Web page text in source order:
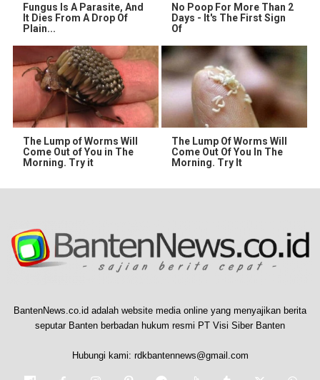
Fungus Is A Parasite, And
It Dies From A Drop Of
Plain...
No Poop For More Than 2
Days - It's The First Sign
Of
The Lump of Worms Will
Come Out of You in The
Morning. Try it
The Lump Of Worms Will
Come Out Of You In The
Morning. Try It
BantenNews.co.id adalah website media online yang menyajikan berita
seputar Banten berbadan hukum resmi PT Visi Siber Banten
Hubungi kami: rdkbantennews@gmail.com